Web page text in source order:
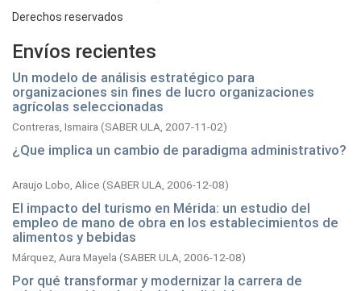
Derechos reservados
Envíos recientes
Un modelo de análisis estratégico para
organizaciones sin fines de lucro organizaciones
agrícolas seleccionadas
Contreras, Ismaira (SABER ULA, 2007-11-02)
¿Que implica un cambio de paradigma administrativo?
Araujo Lobo, Alice (SABER ULA, 2006-12-08)
El impacto del turismo en Mérida: un estudio del
empleo de mano de obra en los establecimientos de
alimentos y bebidas
Márquez, Aura Mayela (SABER ULA, 2006-12-08)
Por qué transformar y modernizar la carrera de